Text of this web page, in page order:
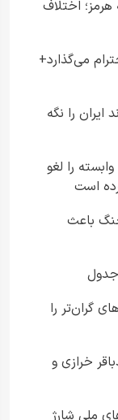
هرمز؛ اختلاف
می‌گذارد+
ایران را نگه
را لغو
است
باعث
گران‌تر را
خرازی و
این کدهای ملی شارژ